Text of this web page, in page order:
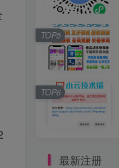
TOP5
TOP6
最新注册